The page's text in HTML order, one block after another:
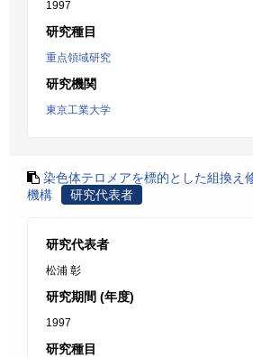
1997
研究種目
重点領域研究
研究機関
東京工業大学
染色体テロメアを標的とした組換え
機構
研究代表者
研究代表者
松浦 彰
研究期間 (年度)
1997
研究種目